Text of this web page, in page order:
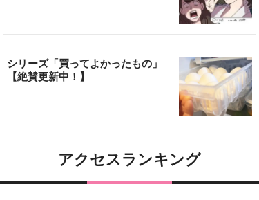
シリーズ「買ってよかったもの」
【絶賛更新中！】
アクセスランキング